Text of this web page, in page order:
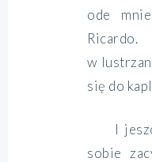
ode
w
się do
I
sobie